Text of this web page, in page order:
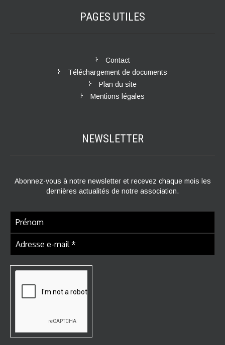
PAGES UTILES
Contact
Téléchargement de documents
Plan du site
Mentions légales
NEWSLETTER
Abonnez-vous à notre newsletter et recevez chaque mois les
dernières actualités de notre association.